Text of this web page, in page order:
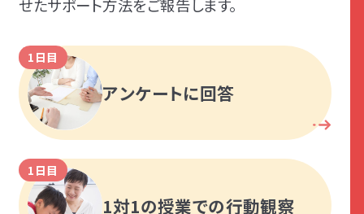
せたサポート方法をご報告します。
1日目
アンケートに回答
1日目
1対1の授業での行動観察